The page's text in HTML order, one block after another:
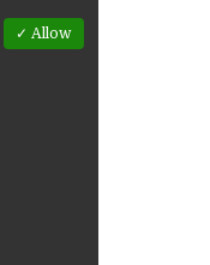
✓ Allow